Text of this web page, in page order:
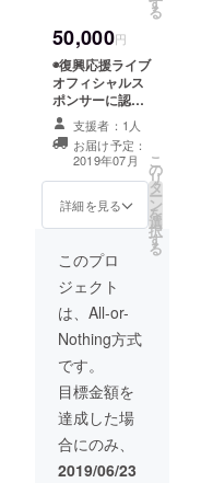
ん。 ・備考欄
への記入がない
場合は、こちら
で1品選んでお送
ります。ご了承
ください。 ◉サ
イン入りCD 一
枚（塩竈桜or恩
送り） ◉asariの
ブロマイド 一枚
（非売品）
イブ サポーター
ミーティングに
ご招待 ・
2019年12月頃、
東京・仙台で開
催予定。LIVE有
り。 ご支
援者様分の入場
料無料。別途ご
飲食代が発生す
る際はご負担く
ださい。
より会場の規模
や内容が変わる
ことがありま
す。ご了承くだ
さい。 ・会
場までの交通
費、宿泊費はご
支援者様でご負
担ください。 ◉
復興応援ライブ
スペシャルサ
ポーター ステッ
カー 2枚 ◉お礼動
場合は別途音響
代を別途頂戴い
たします （およ
そ20,000円～。
地域や環境によ
り変わります）
・ステージの
日程、時間、内
容は購入後ご相
談により決定し
ます ◉お礼動画
DVD（あなたの
名前を呼びま
す） ・支援
時、必ず備考欄
にご希望のお名
前（会社名）を
ご記入くださ
場合は
CAMPFIREの
ユーザー名をお
呼びします。ご
了承ください。
る
50,000円
◉復興応援ライブ
オフィシャルス
ポンサーに認定
（半年間） -企業
向け- ①チラ
シ、ポスターに
会社名を掲載し
ます ②ステー
ジ背後に会社名
ず備考欄にご希
望の会社名をご
記入ください。
記入のない場合
はCAMPFIREの
ユーザー名を掲
載、掲示しま
す。ご了承くだ
さい。
③asariワンマン
コンサートへご
招待 ・東京
or仙台のどちら
支援者：1人
お届け予定：
2019年07月
詳細を見る
こ
の
リ
タ
ー
ン
を
選
択
す
る
このプロ
ジェクト
は、All-or-
Nothing方式
です。
目標金額を
達成した場
合にのみ、
2019/06/23